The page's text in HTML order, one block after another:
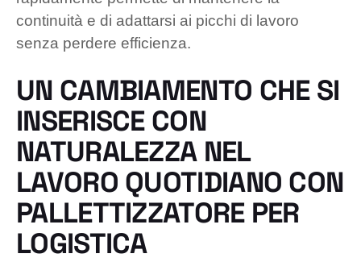
continuità e di adattarsi ai picchi di lavoro
senza perdere efficienza.
UN CAMBIAMENTO CHE SI
INSERISCE CON
NATURALEZZA NEL
LAVORO QUOTIDIANO CON
PALLETTIZZATORE PER
LOGISTICA